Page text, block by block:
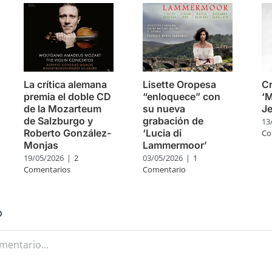
La crítica alemana
premia el doble CD
de la Mozarteum
de Salzburgo y
Roberto González-
Monjas
19/05/2026 | 2
Comentarios
Lisette Oropesa
“enloquece” con
su nueva
grabación de
‘Lucia di
Lammermoor’
03/05/2026 | 1
Comentario